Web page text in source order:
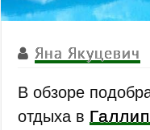
Яна Якуцевич
В обзоре
отдыха в